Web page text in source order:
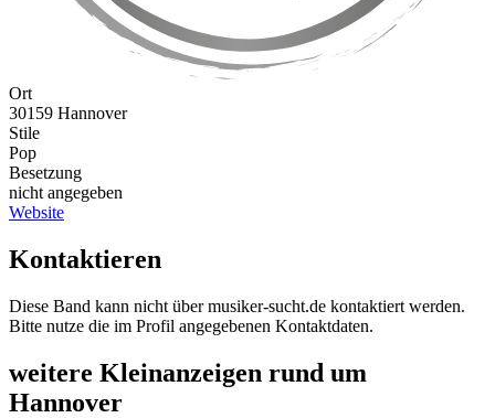
Ort
30159 Hannover
Stile
Pop
Besetzung
nicht angegeben
Website
Kontaktieren
Diese Band kann nicht über musiker-sucht.de kontaktiert werden.
Bitte nutze die im Profil angegebenen Kontaktdaten.
weitere Kleinanzeigen rund um
Hannover